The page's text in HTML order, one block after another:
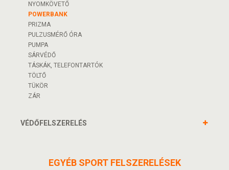
NYOMKÖVETŐ
POWERBANK
PRIZMA
PULZUSMÉRŐ ÓRA
PUMPA
SÁRVÉDŐ
TÁSKÁK, TELEFONTARTÓK
TÖLTŐ
TÜKÖR
ZÁR
VÉDŐFELSZERELÉS
EGYÉB SPORT FELSZERELÉSEK